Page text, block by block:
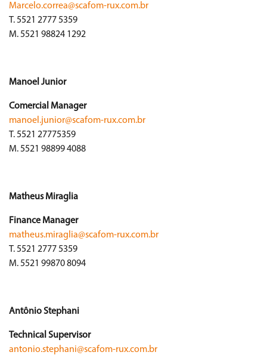
Marcelo.correa@scafom-rux.com.br
T. 5521 2777 5359
M. 5521 98824 1292
Manoel Junior
Comercial Manager
manoel.junior@scafom-rux.com.br
T. 5521 27775359
M. 5521 98899 4088
Matheus Miraglia
Finance Manager
matheus.miraglia@scafom-rux.com.br
T. 5521 2777 5359
M. 5521 99870 8094
Antônio Stephani
Technical Supervisor
antonio.stephani@scafom-rux.com.br